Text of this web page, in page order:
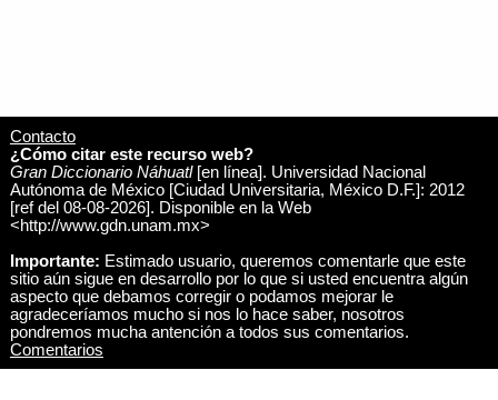
Contacto
¿Cómo citar este recurso web?
Gran Diccionario Náhuatl[en línea]. Universidad Nacional
Autónoma de México [Ciudad Universitaria, México D.F.]: 2012
[ref del 08-08-2026]. Disponible en la Web
<http://www.gdn.unam.mx>
Importante: Estimado usuario, queremos comentarle que este
sitio aún sigue en desarrollo por lo que si usted encuentra algún
aspecto que debamos corregir o podamos mejorar le
agradeceríamos mucho si nos lo hace saber, nosotros
pondremos mucha antención a todos sus comentarios.
Comentarios